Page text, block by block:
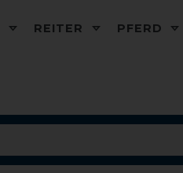
REITER PFERD